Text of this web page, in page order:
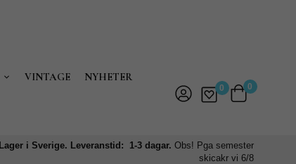
VINTAGE NYHETER
0 0
Lager i Sverige. Leveranstid: 1-3 dagar.Obs! Pga semester
skicakr vi 6/8